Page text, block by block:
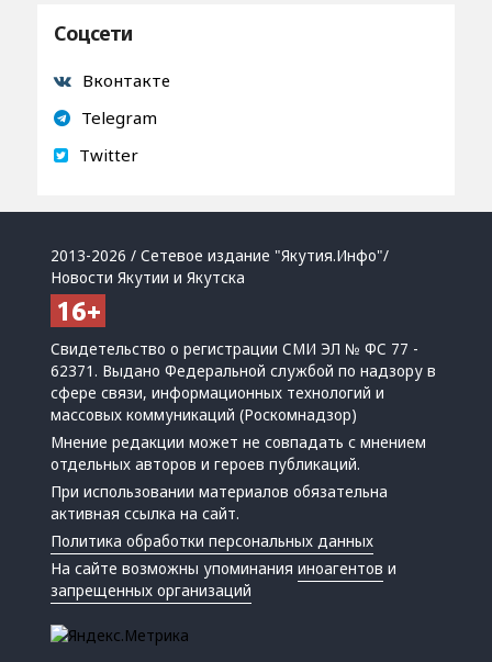
Соцсети
Вконтакте
Telegram
Twitter
2013-2026 / Сетевое издание "Якутия.Инфо"/
Новости Якутии и Якутска
Свидетельство о регистрации СМИ ЭЛ № ФС 77 -
62371. Выдано Федеральной службой по надзору в
сфере связи, информационных технологий и
массовых коммуникаций (Роскомнадзор)
Мнение редакции может не совпадать с мнением
отдельных авторов и героев публикаций.
При использовании материалов обязательна
активная ссылка на сайт.
Политика обработки персональных данных
На сайте возможны упоминанияиноагентов и
запрещенных организаций